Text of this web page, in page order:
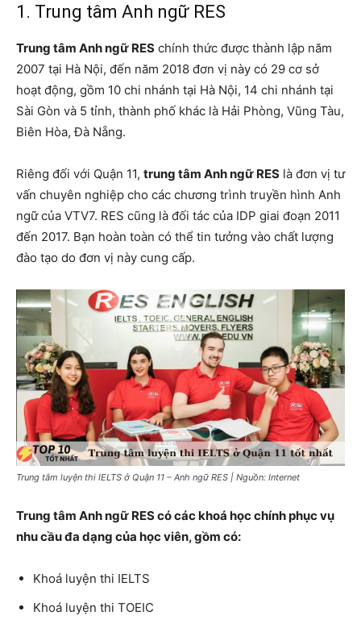
1. Trung tâm Anh ngữ RES
Trung tâm Anh ngữ RES chính thức được thành lập năm
2007 tại Hà Nội, đến năm 2018 đơn vị này có 29 cơ sở
hoạt động, gồm 10 chi nhánh tại Hà Nội, 14 chi nhánh tại
Sài Gòn và 5 tỉnh, thành phố khác là Hải Phòng, Vũng Tàu,
Biên Hòa, Đà Nẵng.
Riêng đối với Quận 11, trung tâm Anh ngữ RES là đơn vị tư
vấn chuyên nghiệp cho các chương trình truyền hình Anh
ngữ của VTV7. RES cũng là đối tác của IDP giai đoạn 2011
đến 2017. Bạn hoàn toàn có thể tin tưởng vào chất lượng
đào tạo do đơn vị này cung cấp.
Trung tâm luyện thi IELTS ở Quận 11 – Anh ngữ RES | Nguồn: Internet
Trung tâm Anh ngữ RES có các khoá học chính phục vụ
nhu cầu đa dạng của học viên, gồm có:
Khoá luyện thi IELTS
Khoá luyện thi TOEIC